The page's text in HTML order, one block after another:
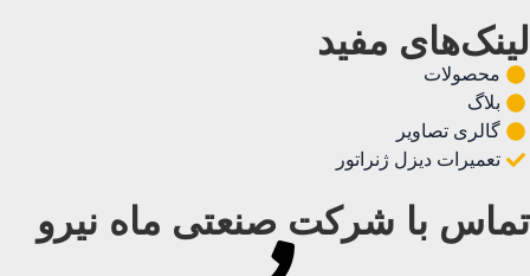
لینک‌های مفید
محصولات
بلاگ
گالری تصاویر
تعمیرات دیزل ژنراتور
تماس با شرکت صنعتی ماه نیرو